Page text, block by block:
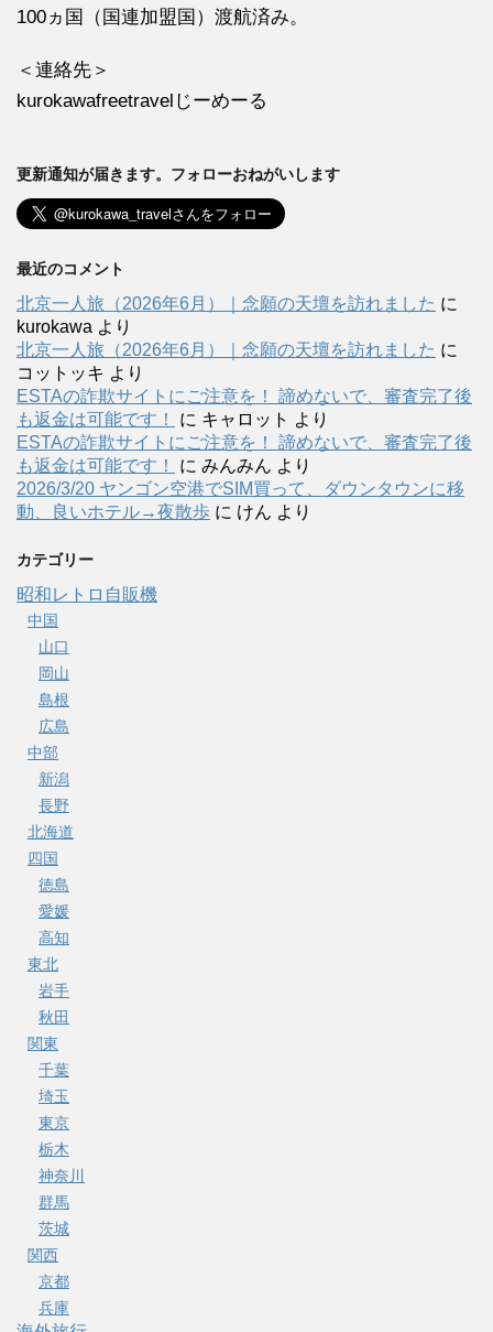
100ヵ国（国連加盟国）渡航済み。
＜連絡先＞
kurokawafreetravelじーめーる
更新通知が届きます。フォローおねがいします
最近のコメント
北京一人旅（2026年6月）｜念願の天壇を訪れました に
kurokawa より
北京一人旅（2026年6月）｜念願の天壇を訪れました に
コットッキ より
ESTAの詐欺サイトにご注意を！ 諦めないで、審査完了後
も返金は可能です！
に キャロット より
ESTAの詐欺サイトにご注意を！ 諦めないで、審査完了後
も返金は可能です！
に みんみん より
2026/3/20 ヤンゴン空港でSIM買って、ダウンタウンに移
動、良いホテル→夜散歩 に けん より
カテゴリー
昭和レトロ自販機
中国
山口
岡山
島根
広島
中部
新潟
長野
北海道
四国
徳島
愛媛
高知
東北
岩手
秋田
関東
千葉
埼玉
東京
栃木
神奈川
群馬
茨城
関西
京都
兵庫